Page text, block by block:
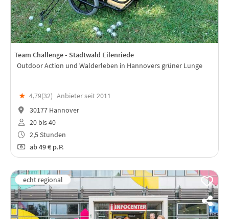
Team Challenge - Stadtwald Eilenriede
Outdoor Action und Walderleben in Hannovers grüner Lunge
★ 4,79(32) Anbieter seit 2011
30177 Hannover
20 bis 40
2,5 Stunden
ab49 € p.P.